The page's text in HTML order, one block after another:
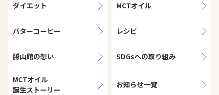
ダイエット MCTオイル
バターコーヒー レシピ
勝山館の想い SDGsへの取り組み
MCTオイル
誕生ストーリー
お知らせ一覧